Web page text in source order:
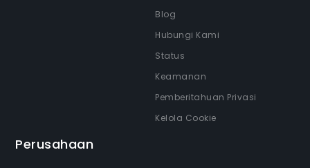
Blog
Hubungi Kami
Status
Keamanan
Pemberitahuan Privasi
Kelola Cookie
Perusahaan